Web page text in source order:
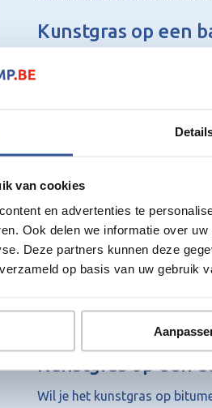
van cookies
en advertenties te
Ook delen we informatie over
Deze partners kunnen deze
op basis van uw gebruik
Kunstgras op een
Bij een dakterras en balkon
balkons is hier al rekening
beton gelegd worden.
Kunstgras op
Stabilisé is zand gemengd
Kunstgras op een
Het kunstgras kan direct op
is. Gebruik speciale
kunstgras kit of gewoon op
Kunstgras op een
Wil je het kunstgras op